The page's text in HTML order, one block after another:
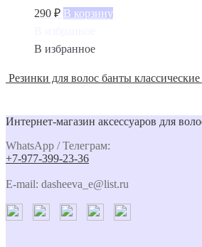
290 ₽ В корзину
В избранное
Резинки для волос банты
Интернет-магазин аксессуаров для
WhatsApp / Телеграм:
+7-977-399-23-36
E-mail: dasheeva_e@list.ru